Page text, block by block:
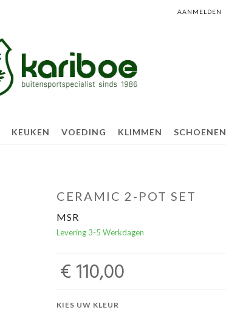
AANMELDEN
KEUKEN VOEDING KLIMMEN SCHOENEN
CERAMIC 2-POT SET
MSR
Levering 3-5 Werkdagen
€ 110,00
KIES UW KLEUR